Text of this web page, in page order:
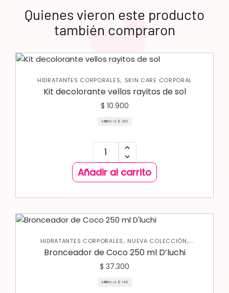
Quienes vieron este producto
también compraron
HIDRATANTES CORPORALES, SKIN CARE CORPORAL
Kit decolorante vellos rayitos de sol
$ 10.900
Mililitro a: $ 363
Añadir al carrito
HIDRATANTES CORPORALES, NUEVA COLECCIÓN,
PROTECTOR SOLAR, SKIN CARE CORPORAL
Bronceador de Coco 250 ml D’luchi
$ 37.300
Mililitro a: $ 149